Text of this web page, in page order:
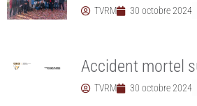
TVRM 30 octobre 2024
Accident mortel
TVRM 30 octobre 2024